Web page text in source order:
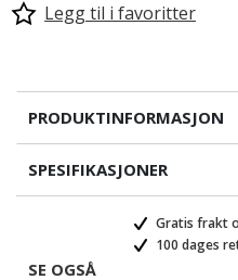
Legg til i favoritter
PRODUKTINFORMASJON
SPESIFIKASJONER
Gratis frakt
100 dages
SE OGSÅ